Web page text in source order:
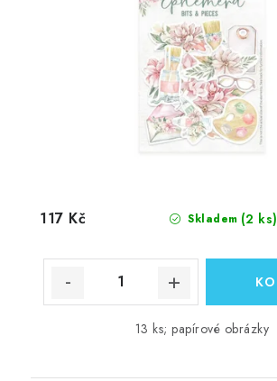
Skladem (2 ks)
117 Kč
13 ks; papírové obrázky